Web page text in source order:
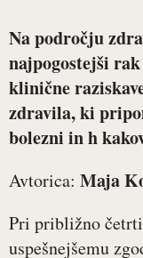
Na področju
najpogostejši
klinične
zdravila, ki
bolezni in h
Avtorica: Maja
Pri približno
uspešnejšemu